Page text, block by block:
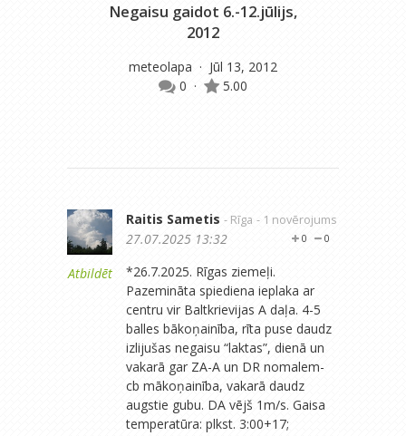
Negaisu gaidot 6.-12.jūlijs,
2012
meteolapa · Jūl 13, 2012
0 · 5.00
Atbildēt
Raitis Sametis - Rīga - 1 novērojums
0
0
27.07.2025 13:32
*26.7.2025. Rīgas ziemeļi.
Pazemināta spiediena ieplaka ar
centru vir Baltkrievijas A daļa. 4-5
balles bākoņainība, rīta puse daudz
izlijušas negaisu “laktas”, dienā un
vakarā gar ZA-A un DR nomalem-
cb mākoņainība, vakarā daudz
augstie gubu. DA vējš 1m/s. Gaisa
temperatūra: plkst. 3:00+17;